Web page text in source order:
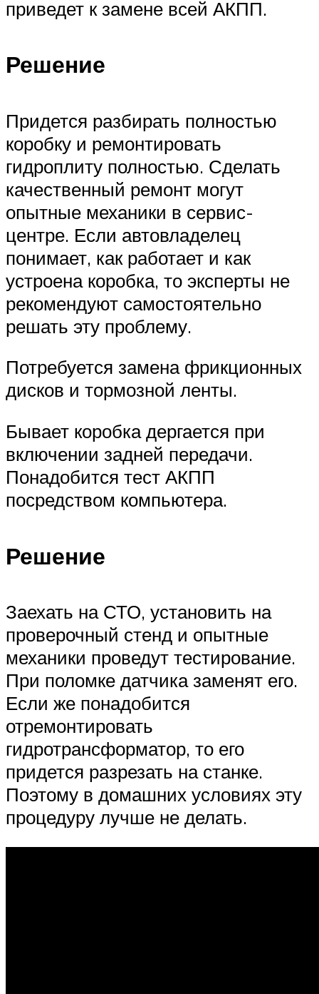
приведет к замене всей АКПП.
Решение
Придется разбирать полностью
коробку и ремонтировать
гидроплиту полностью. Сделать
качественный ремонт могут
опытные механики в сервис-
центре. Если автовладелец
понимает, как работает и как
устроена коробка, то эксперты не
рекомендуют самостоятельно
решать эту проблему.
Потребуется замена фрикционных
дисков и тормозной ленты.
Бывает коробка дергается при
включении задней передачи.
Понадобится тест АКПП
посредством компьютера.
Решение
Заехать на СТО, установить на
проверочный стенд и опытные
механики проведут тестирование.
При поломке датчика заменят его.
Если же понадобится
отремонтировать
гидротрансформатор, то его
придется разрезать на станке.
Поэтому в домашних условиях эту
процедуру лучше не делать.